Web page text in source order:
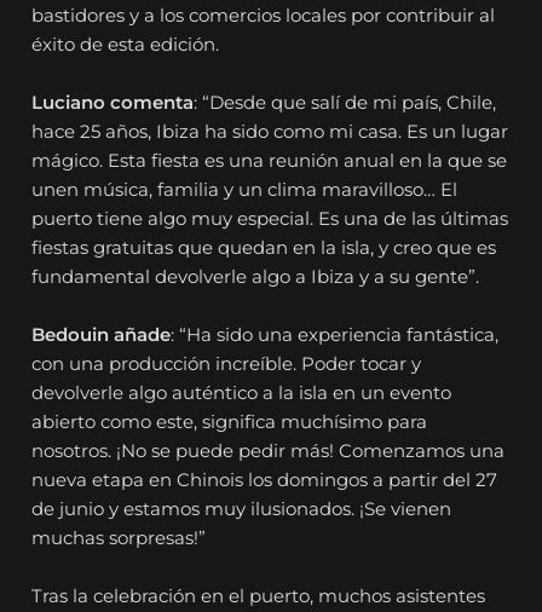
bastidores y a los comercios locales por contribuir al
éxito de esta edición.
Luciano comenta: “Desde que salí de mi país, Chile,
hace 25 años, Ibiza ha sido como mi casa. Es un lugar
mágico. Esta fiesta es una reunión anual en la que se
unen música, familia y un clima maravilloso… El
puerto tiene algo muy especial. Es una de las últimas
fiestas gratuitas que quedan en la isla, y creo que es
fundamental devolverle algo a Ibiza y a su gente”.
Bedouin añade: “Ha sido una experiencia fantástica,
con una producción increíble. Poder tocar y
devolverle algo auténtico a la isla en un evento
abierto como este, significa muchísimo para
nosotros. ¡No se puede pedir más! Comenzamos una
nueva etapa en Chinois los domingos a partir del 27
de junio y estamos muy ilusionados. ¡Se vienen
muchas sorpresas!”
Tras la celebración en el puerto, muchos asistentes